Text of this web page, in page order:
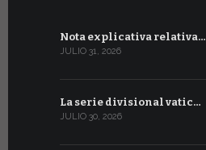
Nota explicativa relativa…
JULIO 31, 2026
La serie divisional vatic…
JULIO 30, 2026